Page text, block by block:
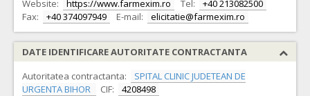
Website:
https://www.farmexim.ro Tel:
+40 213082500
Fax:
+40 374097949 E-mail: elicitatie@farmexim.ro
DATE IDENTIFICARE AUTORITATE CONTRACTANTA
Autoritatea contractanta:
SPITAL CLINIC JUDETEAN DE
URGENTA BIHOR
CIF:
4208498